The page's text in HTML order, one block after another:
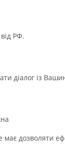
РФ.
діалог із
має дозволяти